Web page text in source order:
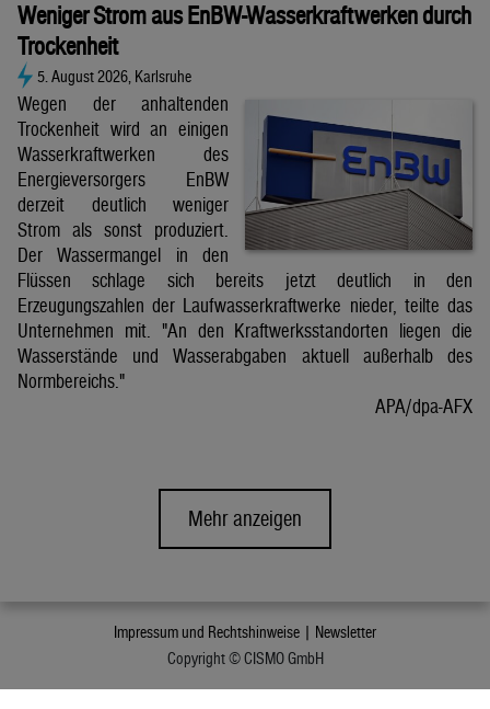
Weniger Strom aus EnBW-Wasserkraftwerken durch
Trockenheit
5. August 2026, Karlsruhe
Wegen der anhaltenden
Trockenheit wird an einigen
Wasserkraftwerken des
Energieversorgers EnBW
derzeit deutlich weniger
Strom als sonst produziert.
Der Wassermangel in den
Flüssen schlage sich bereits jetzt deutlich in den
Erzeugungszahlen der Laufwasserkraftwerke nieder, teilte das
Unternehmen mit. "An den Kraftwerksstandorten liegen die
Wasserstände und Wasserabgaben aktuell außerhalb des
Normbereichs."
APA/dpa-AFX
Mehr anzeigen
Impressum und Rechtshinweise | Newsletter
Copyright © CISMO GmbH